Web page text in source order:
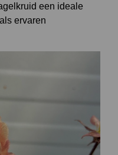
een ideale
ervaren